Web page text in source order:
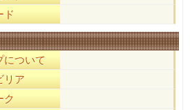
ド
について
ア